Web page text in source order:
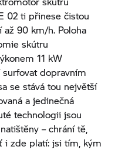
02 ti přinese čistou
90 km/h. Poloha
skútru
11 kW
dopravním
se stává tou největší
a jedinečná
technologii jsou
– chrání tě,
i zde platí: jsi tím, kým